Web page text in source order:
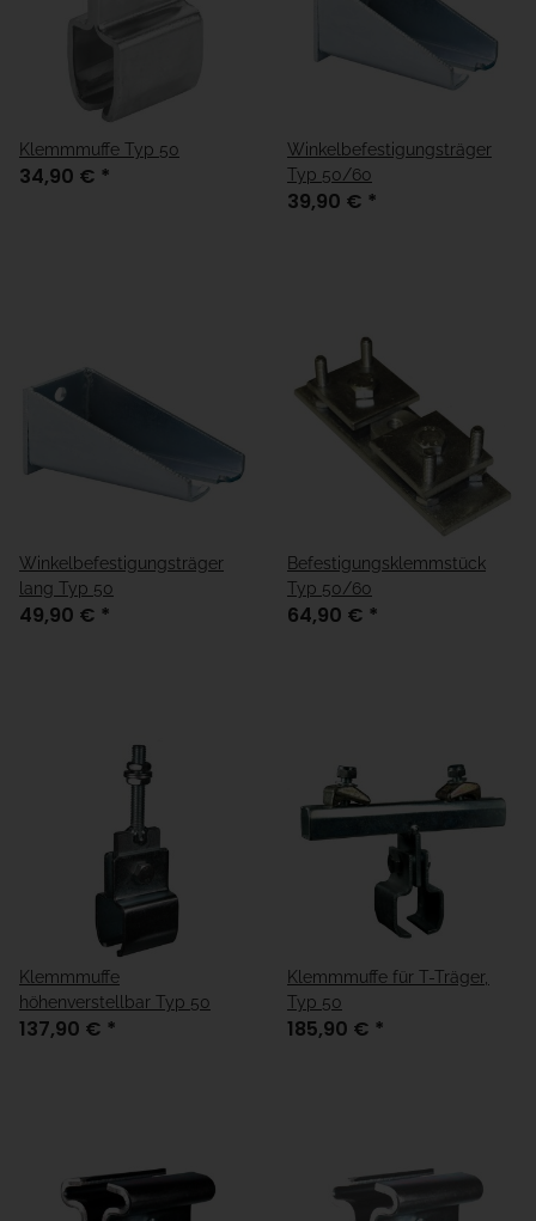
Klemmmuffe Typ 50
34,90 € *
Winkelbefestigungsträger
Typ 50/60
39,90 € *
Winkelbefestigungsträger
lang Typ 50
49,90 € *
Befestigungsklemmstück
Typ 50/60
64,90 € *
Klemmmuffe
höhenverstellbar Typ 50
137,90 € *
Klemmmuffe für T-Träger,
Typ 50
185,90 € *